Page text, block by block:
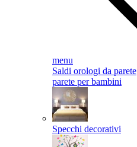
menu
Saldi orologi da parete
parete per bambini
Specchi decorativi